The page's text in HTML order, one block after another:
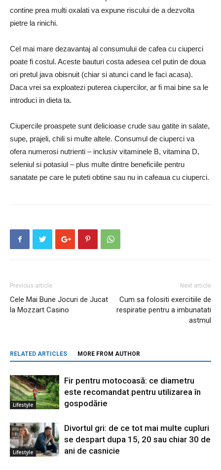
contine prea multi oxalati va expune riscului de a dezvolta
pietre la rinichi.
Cel mai mare dezavantaj al consumului de cafea cu ciuperci
poate fi costul. Aceste bauturi costa adesea cel putin de doua
ori pretul java obisnuit (chiar si atunci cand le faci acasa).
Daca vrei sa exploatezi puterea ciupercilor, ar fi mai bine sa le
introduci in dieta ta.
Ciupercile proaspete sunt delicioase crude sau gatite in salate,
supe, prajeli, chili si multe altele. Consumul de ciuperci va
ofera numerosi nutrienti – inclusiv vitaminele B, vitamina D,
seleniul si potasiul – plus multe dintre beneficiile pentru
sanatate pe care le puteti obtine sau nu in cafeaua cu ciuperci.
Previous article
Cele Mai Bune Jocuri de Jucat
la Mozzart Casino
Next article
Cum sa folositi exercitiile de
respiratie pentru a imbunatati
astmul
RELATED ARTICLES MORE FROM AUTHOR
Lifestyle
Fir pentru motocoasă: ce diametru
este recomandat pentru utilizarea în
gospodărie
Lifestyle
Divortul gri: de ce tot mai multe cupluri
se despart dupa 15, 20 sau chiar 30 de
ani de casnicie